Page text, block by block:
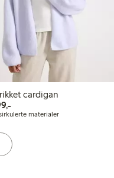
cardigan
299,00 kr
materialer